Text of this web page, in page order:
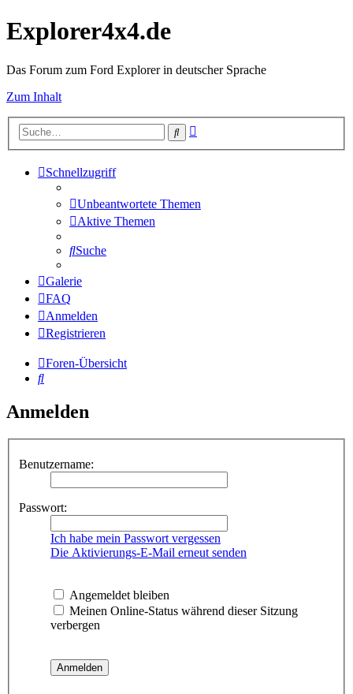
Explorer4x4.de
Das Forum zum Ford Explorer in deutscher Sprache
Zum Inhalt
Suche
Schnellzugriff
Unbeantwortete Themen
Aktive Themen
Suche
Galerie
FAQ
Anmelden
Registrieren
Foren-Übersicht
Suche
Anmelden
Benutzername:
Passwort:
Ich habe mein Passwort vergessen
Die Aktivierungs-E-Mail erneut senden
Angemeldet bleiben
Meinen Online-Status während dieser Sitzung
verbergen